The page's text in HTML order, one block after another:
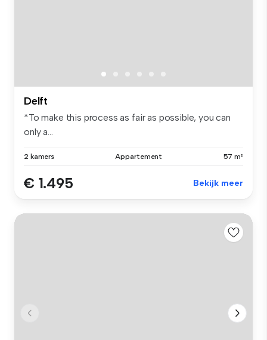
Delft
*To make this process as fair as possible, you can
only a...
2 kamers Appartement 57 m²
€ 1.495 Bekijk meer